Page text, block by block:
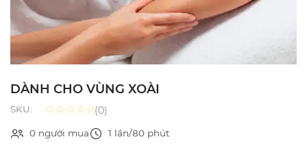
DÀNH CHO VÙNG XOÀI
SKU: (0)
0 người mua 1 lần/80 phút